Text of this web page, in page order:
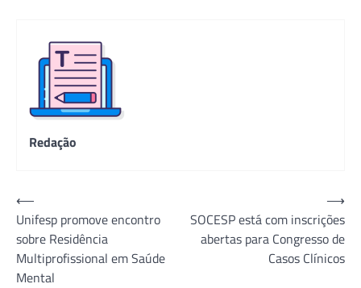
Redação
Navegação
de
Post
⟵
Unifesp promove encontro
sobre Residência
Multiprofissional em Saúde
Mental
SOCESP está com inscrições
abertas para Congresso de
Casos Clínicos
⟶